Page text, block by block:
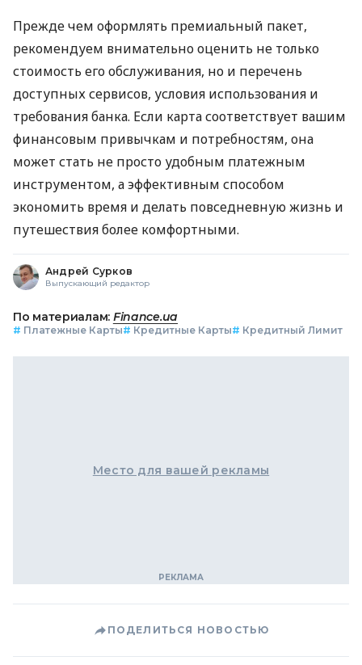
Прежде чем оформлять премиальный пакет,
рекомендуем внимательно оценить не только
стоимость его обслуживания, но и перечень
доступных сервисов, условия использования и
требования банка. Если карта соответствует вашим
финансовым привычкам и потребностям, она
может стать не просто удобным платежным
инструментом, а эффективным способом
экономить время и делать повседневную жизнь и
путешествия более комфортными.
Андрей Сурков
Выпускающий редактор
По материалам: Finance.ua
# Платежные Карты# Кредитные Карты# Кредитный Лимит
Место для вашей рекламы
ПОДЕЛИТЬСЯ НОВОСТЬЮ